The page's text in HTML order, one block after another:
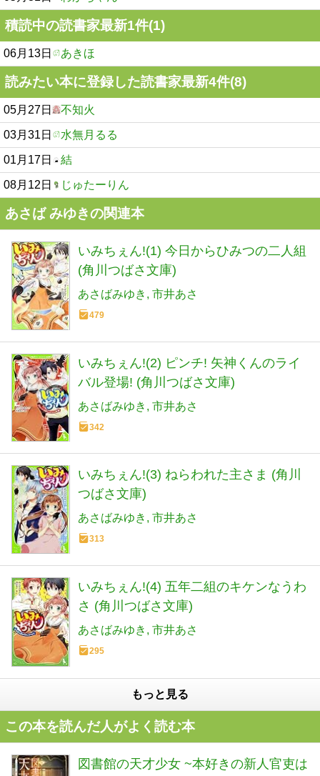
積読中の読書家最新1件(1)
06月13日 あきほ
読みたい本に登録した読書家最新4件(8)
05月27日 不知火
03月31日 水無月るる
01月17日 結
08月12日 じゅたーりん
あさば みゆきの関連本
いみちぇん!(1) 今日からひみつの二人組
(角川つばさ文庫)
あさばみゆき 市井あさ
479
いみちぇん!(2) ピンチ! 矢神くんのライ
バル登場! (角川つばさ文庫)
あさばみゆき 市井あさ
342
いみちぇん!(3) ねらわれた主さま (角川
つばさ文庫)
あさばみゆき 市井あさ
313
いみちぇん!(4) 五年二組のキケンなうわ
さ (角川つばさ文庫)
あさばみゆき 市井あさ
295
もっと見る
この本を読んだ人がよく読む本
図書館の天才少女 ~本好きの新人官吏は